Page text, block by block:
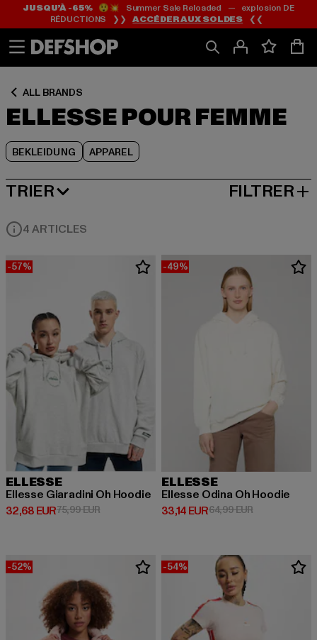
Passer
au
Passer
au
de
JUSQU’À -65%😲💥 Summer Sale Reloaded — explosion DE
RÉDUCTIONS ❯❯ACCÉDER AUX SOLDES ❮❮
ALL BRANDS
ELLESSE POUR FEMME
BEKLEIDUNG APPAREL
Passer
au
de
TRIER
MEILLEURES VENTES FILTRER
4 ARTICLES
-57%
ELLESSE
Ellesse Giaradini Oh Hoodie
32,68 EUR
Prix courant: 32,68 EUR
75,99 EURPrix en promotion: 75,99 EUR
-49%
ELLESSE
Ellesse Odina Oh Hoodie
33,14 EUR
Prix courant: 33,14 EUR
64,99 EURPrix en
-52% -54%